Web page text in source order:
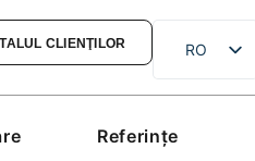
CLIENŢILOR
RO
hu
Referinţe